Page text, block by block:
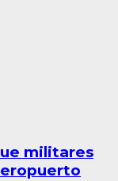
militares